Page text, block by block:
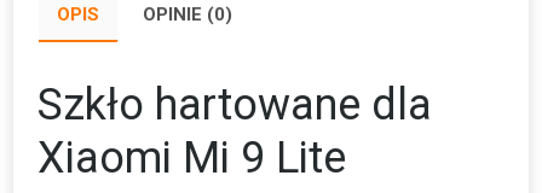
OPIS OPINIE (0)
Szkło hartowane dla
Xiaomi Mi 9 Lite